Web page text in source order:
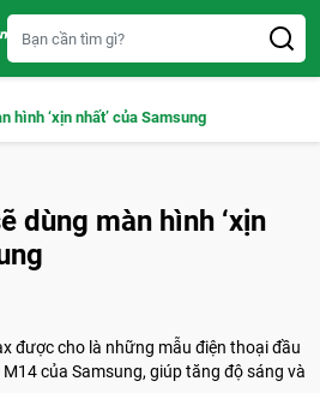
hình ‘xịn nhất’ của Samsung
dùng màn hình ‘xịn
được cho là những mẫu điện thoại đầu
của Samsung, giúp tăng độ sáng và